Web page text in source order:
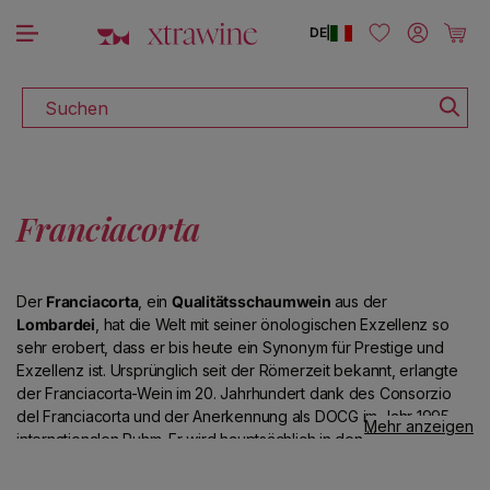
zum Inhalt
Suchen
|
DE Einloggen
Franciacorta
Der Franciacorta, einQualitätsschaumwein aus der
Lombardei , hat die Welt mit seiner önologischen Exzellenz so
sehr erobert, dass er bis heute ein Synonym für Prestige und
Exzellenz ist. Ursprünglich seit der Römerzeit bekannt, erlangte
der Franciacorta-Wein im 20. Jahrhundert dank des Consorzio
del Franciacorta und der Anerkennung als DOCG im Jahr 1995
internationalen Ruhm. Er wird hauptsächlich in den Provinzen
Mehr anzeigen